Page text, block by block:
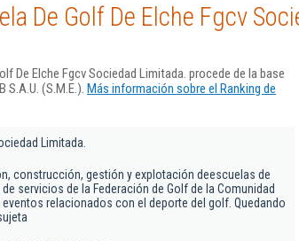
De Golf De Elche Fgcv
De Elche Fgcv Sociedad Limitada. procede de la base
(S.M.E.). Más información sobre el Ranking de
Limitada.
construcción, gestión y explotación deescuelas de
servicios de la Federación de Golf de la Comunidad
relacionados con el deporte del golf. Quedando